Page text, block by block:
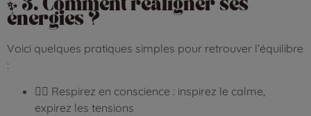
✨ 3. Comment réaligner ses
énergies ?
Voici quelques pratiques simples pour retrouver l’équilibre
:
🧘‍♀️ Respirez en conscience : inspirez le calme,
expirez les tensions